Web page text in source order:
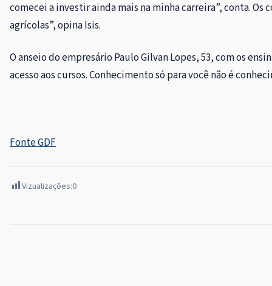
comecei a investir ainda mais na minha carreira”, conta.
agrícolas”, opina Isis.
O anseio do empresário Paulo Gilvan Lopes, 53, com os
acesso aos cursos. Conhecimento só para você não é
Fonte GDF
Vizualizações:0